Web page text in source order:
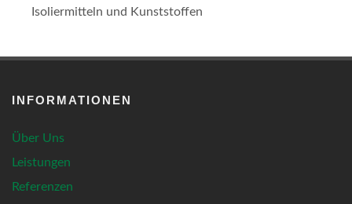
Isoliermitteln und Kunststoffen
INFORMATIONEN
Über Uns
Leistungen
Referenzen